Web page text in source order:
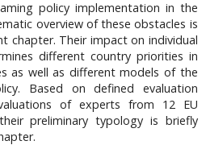
policy implementation in the
overview of these obstacles is
chapter. Their impact on individual
different country priorities in
as well as different models of the
Based on defined evaluation
of experts from 12 EU
preliminary typology is briefly